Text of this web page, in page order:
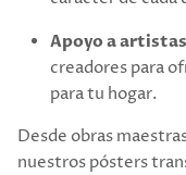
Apoyo a
creadores para
para tu hogar.
Desde obras
nuestros pósters